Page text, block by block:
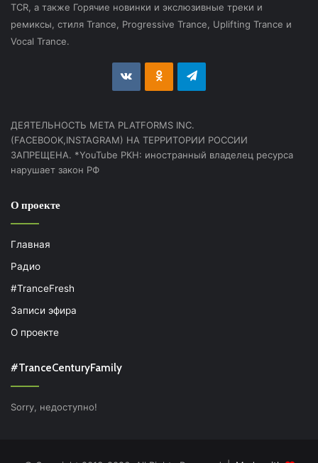
TCR, а также Горячие новинки и экслюзивные треки и
ремиксы, стиля Trance, Progressive Trance, Uplifting Trance и
Vocal Trance.
vk.com Odnoklassniki
Telegram
ДЕЯТЕЛЬНОСТЬ МЕТА PLATFORMS INC.
(FACEBOOK,INSTAGRAM) НА ТЕРРИТОРИИ РОССИИ
ЗАПРЕЩЕНА. *YouTube РКН: иностранный владелец ресурса
нарушает закон РФ
О проекте
Главная
Радио
#TranceFresh
Записи эфира
О проекте
#TranceCenturyFamily
Sorry, недоступно!